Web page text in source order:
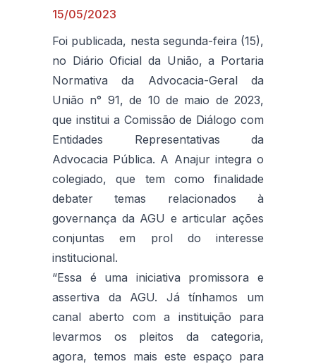
15/05/2023
Foi publicada, nesta segunda-feira (15),
no Diário Oficial da União, a Portaria
Normativa da Advocacia-Geral da
União n° 91, de 10 de maio de 2023,
que institui a Comissão de Diálogo com
Entidades Representativas da
Advocacia Pública. A Anajur integra o
colegiado, que tem como finalidade
debater temas relacionados à
governança da AGU e articular ações
conjuntas em prol do interesse
institucional.
“Essa é uma iniciativa promissora e
assertiva da AGU. Já tínhamos um
canal aberto com a instituição para
levarmos os pleitos da categoria,
agora, temos mais este espaço para